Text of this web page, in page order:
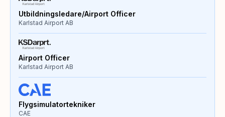
Utbildningsledare/Airport Officer
Karlstad Airport AB
Airport Officer
Karlstad Airport AB
Flygsimulatortekniker
CAE